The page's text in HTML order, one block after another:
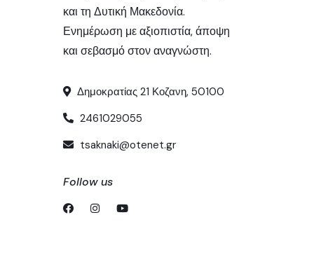
και τη Δυτική Μακεδονία.
Ενημέρωση με αξιοπιστία, άποψη
και σεβασμό στον αναγνώστη.
Δημοκρατίας 21 Κοζανη, 50100
2461029055
tsaknaki@otenet.gr
Follow us